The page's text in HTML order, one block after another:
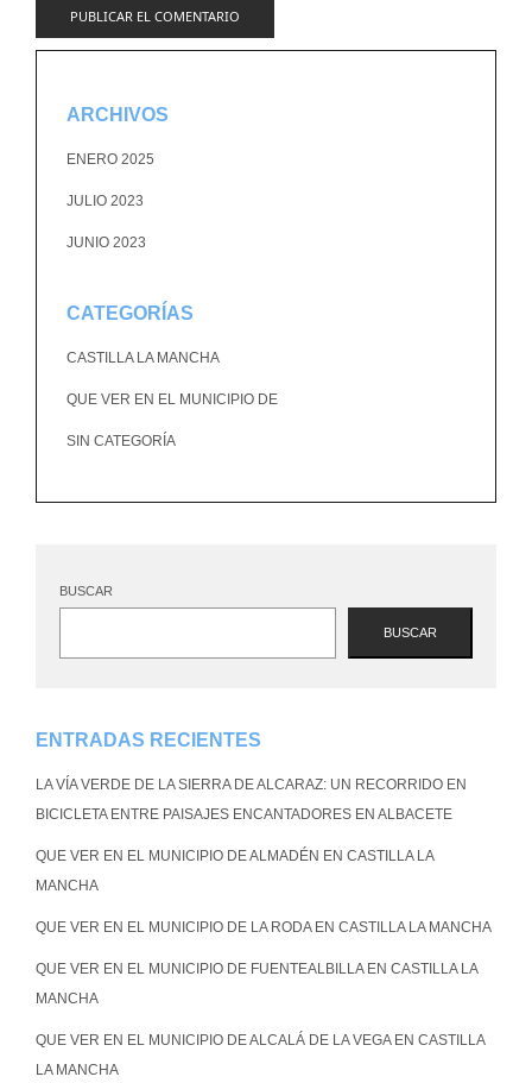
ARCHIVOS
ENERO 2025
JULIO 2023
JUNIO 2023
CATEGORÍAS
CASTILLA LA MANCHA
QUE VER EN EL MUNICIPIO DE
SIN CATEGORÍA
BUSCAR
BUSCAR
ENTRADAS RECIENTES
LA VÍA VERDE DE LA SIERRA DE ALCARAZ: UN RECORRIDO EN
BICICLETA ENTRE PAISAJES ENCANTADORES EN ALBACETE
QUE VER EN EL MUNICIPIO DE ALMADÉN EN CASTILLA LA
MANCHA
QUE VER EN EL MUNICIPIO DE LA RODA EN CASTILLA LA MANCHA
QUE VER EN EL MUNICIPIO DE FUENTEALBILLA EN CASTILLA LA
MANCHA
QUE VER EN EL MUNICIPIO DE ALCALÁ DE LA VEGA EN CASTILLA
LA MANCHA